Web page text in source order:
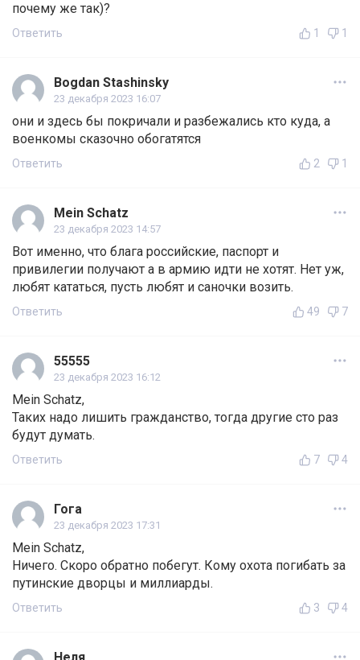
почему же так)?
Ответить 1 1
Bogdan Stashinsky
23 декабря 2023 16:07
они и здесь бы покричали и разбежались кто куда, а
военкомы сказочно обогатятся
Ответить 2 1
Mein Schatz
23 декабря 2023 14:57
Вот именно, что блага российские, паспорт и
привилегии получают а в армию идти не хотят. Нет уж,
любят кататься, пусть любят и саночки возить.
Ответить 49 7
55555
23 декабря 2023 16:12
Mein Schatz,
Таких надо лишить гражданство, тогда другие сто раз
будут думать.
Ответить 7 4
Гога
23 декабря 2023 17:31
Mein Schatz,
Ничего. Скоро обратно побегут. Кому охота погибать за
путинские дворцы и миллиарды.
Ответить 3 4